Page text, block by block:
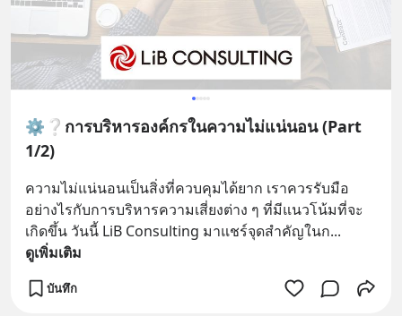
⚙️❔การบริหารองค์กรในความไม่แน่นอน (Part
1/2)
ความไม่แน่นอนเป็นสิ่งที่ควบคุมได้ยาก เราควรรับมือ
อย่างไรกับการบริหารความเสี่ยงต่าง ๆ ที่มีแนวโน้มที่จะ
เกิดขึ้น วันนี้ LiB Consulting มาแชร์จุดสำคัญในก...
ดูเพิ่มเติม
บันทึก